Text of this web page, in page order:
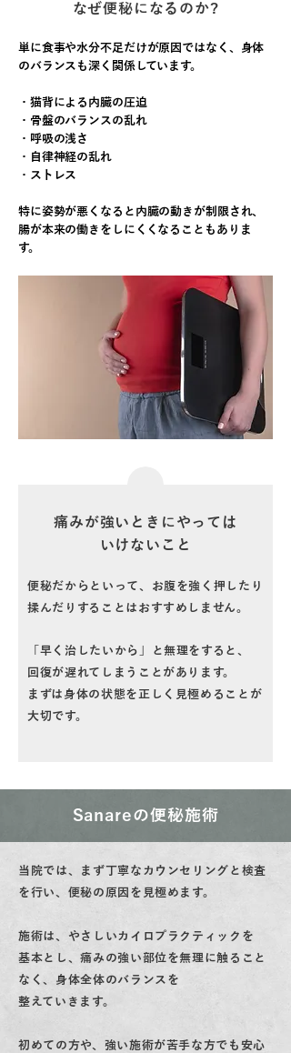
なぜ便秘になるのか?
単に食事や水分不足だけが原因ではなく、身体
のバランスも深く関係しています。
・猫背による内臓の圧迫
・骨盤のバランスの乱れ
・呼吸の浅さ
・自律神経の乱れ
・ストレス
特に姿勢が悪くなると内臓の動きが制限され、
腸が本来の働きを しにくくなることもありま
す。
痛みが強いときにやっては
いけないこと
便秘だからといって、お腹を強く押したり
揉んだりすることはおすすめしません。
「早く治したいから」と無理をすると、
回復が遅れてしまうことがあります。
まずは身体の状態を正しく見極めることが
大切です。
Sanareの便秘施術
当院では、まず丁寧なカウンセリングと検査
を行い、便秘の原因を 見極めます。
施術は、やさしいカイロプラクティックを
基本とし、痛みの強い部位を無理に触ること
なく、身体全体のバランスを
整えて いきます。
初めての方や、強い施術が苦手な方でも安心